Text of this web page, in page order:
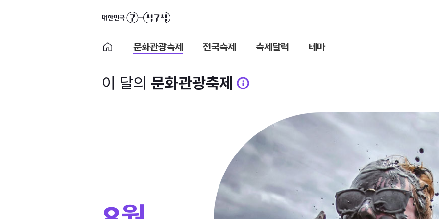
문화관광축제 전국축제 축제달력 테마
이 달의 문화관광축제